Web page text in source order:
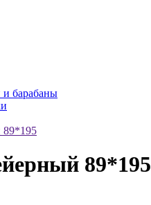
барабаны
89*195
89*195